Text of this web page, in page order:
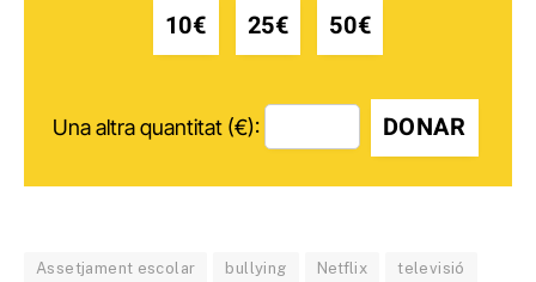
10€ 25€ 50€
Una altra quantitat (€): DONAR
Assetjament escolar bullying Netflix televisió